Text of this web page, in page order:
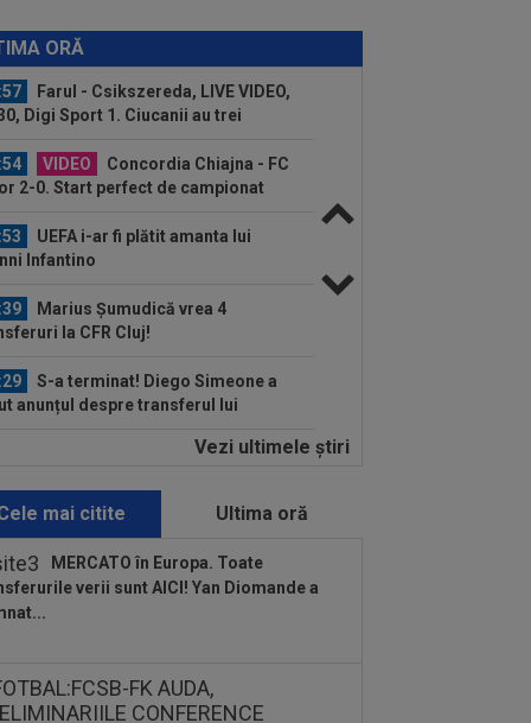
ORĂ
21:30, la DGS 1. Egalitate de
după 3...
Farul - Csikszereda, LIVE VIDEO,
Digi Sport 1. Ciucanii au trei
VIDEO
Concordia Chiajna - FC
2-0. Start perfect de campionat
UEFA i-ar fi plătit amanta lui
Infantino
Marius Șumudică vrea 4
la CFR Cluj!
S-a terminat! Diego Simeone a
anunțul despre transferul lui
”Un om care face bani
Ce lovitură: a bătut palma cu Inter
Virginia Ruzici a dat verdictul
viața personală a Simonei Halep
DGS 3. Cele mai tari meciuri din...
Vezi ultimele ştiri
mai citite Ultima oră
MERCATO în Europa. Toate
verii sunt AICI! Yan Diomande a